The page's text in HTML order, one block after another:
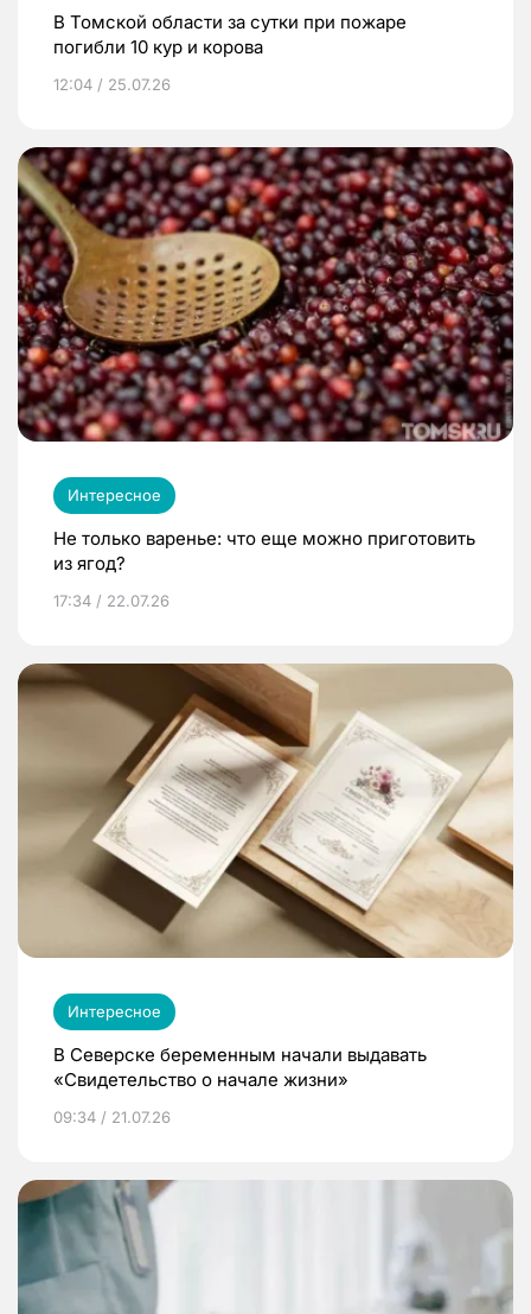
В Томской области за сутки при пожаре
погибли 10 кур и корова
12:04 / 25.07.26
Интересное
Не только варенье: что еще можно приготовить
из ягод?
17:34 / 22.07.26
Интересное
В Северске беременным начали выдавать
«Свидетельство о начале жизни»
09:34 / 21.07.26